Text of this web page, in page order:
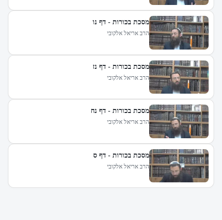
מסכת בכורות - דף נו
הרב אריאל אלקובי
מסכת בכורות - דף נז
הרב אריאל אלקובי
מסכת בכורות - דף נח
הרב אריאל אלקובי
מסכת בכורות - דף ס
הרב אריאל אלקובי